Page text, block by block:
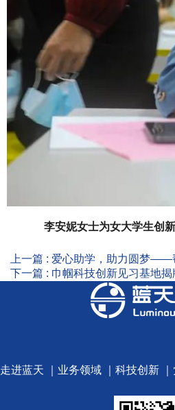
李安妮女士为女大学生创
上一篇 : 爱心助学，助力圆梦
下一篇 : 巾帼科技创新见习基地揭
走进蓝天 业务领域 科技创新